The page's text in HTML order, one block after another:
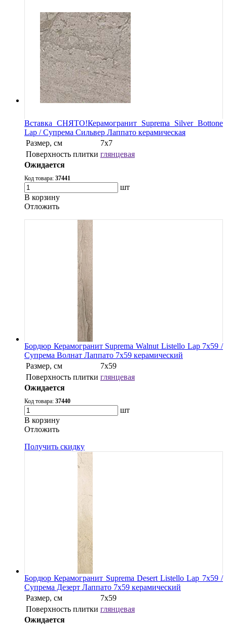
Вставка СНЯТО!Керамогранит Suprema Silver Bottone
Lap / Супрема Сильвер Лаппато керамическая
Размер, см
7х7
Поверхность плитки глянцевая
Ожидается
Код товара: 37441
шт
В корзину
Oтложить
Бордюр Керамогранит Suprema Walnut Listello Lap 7х59 /
Супрема Волнат Лаппато 7х59 керамический
Размер, см
7х59
Поверхность плитки глянцевая
Ожидается
Код товара: 37440
шт
В корзину
Oтложить
Получить скидку
Бордюр Керамогранит Suprema Desert Listello Lap 7х59 /
Супрема Дезерт Лаппато 7х59 керамический
Размер, см
7х59
Поверхность плитки глянцевая
Ожидается